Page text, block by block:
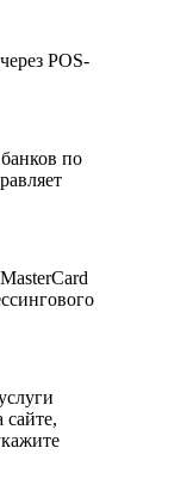
POS-
по